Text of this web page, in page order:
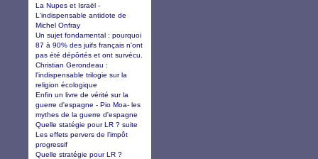
La Nupes et Israël -
L'indispensable antidote de
Michel Onfray
Un sujet fondamental : pourquoi
87 à 90% des juifs français n'ont
pas été dépôrtés et ont survécu.
Christian Gerondeau :
l'indispensable trilogie sur la
religion écologique
Enfin un livre de vérité sur la
guerre d'espagne - Pio Moa- les
mythes de la guerre d'espagne
Quelle statégie pour LR ? suite
Les effets pervers de l’impôt
progressif
Quelle stratégie pour LR ?